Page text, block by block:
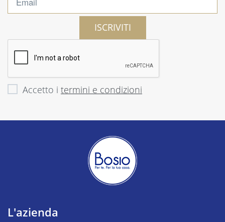
ISCRIVITI
Accetto i termini e condizioni
L'azienda